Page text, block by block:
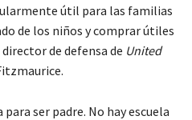
útil para las familias
de los niños y comprar útiles
de defensa de United
ser padre. No hay escuela